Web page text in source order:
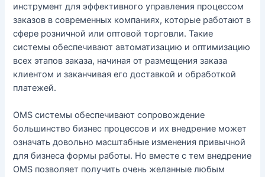
инструмент для эффективного управления процессом
заказов в современных компаниях, которые работают в
сфере розничной или оптовой торговли. Такие
системы обеспечивают автоматизацию и оптимизацию
всех этапов заказа, начиная от размещения заказа
клиентом и заканчивая его доставкой и обработкой
платежей.
OMS системы обеспечивают сопровождение
большинство бизнес процессов и их внедрение может
означать довольно масштабные изменения привычной
для бизнеса формы работы. Но вместе с тем внедрение
OMS позволяет получить очень желанные любым